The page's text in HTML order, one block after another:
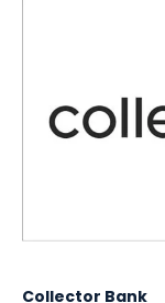
Collector Bank